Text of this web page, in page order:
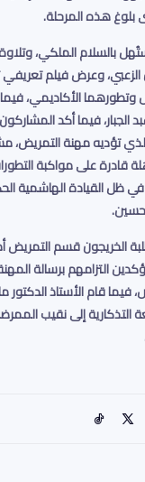
بلوغ هذه المرحلة.
بالسلام الملكي،
الزعبي، وعرض فيلم
وتطورهما الأكاديمي،
الجبار، فيما أكد
الذي تؤديه مهنة
قادرة على مواكبة
ظل القيادة الهاشمية
.
الخريجون قسم التمريض
التزامهم برسالة
قام الأستاذ الدكتور
التذكارية إلى نقيب